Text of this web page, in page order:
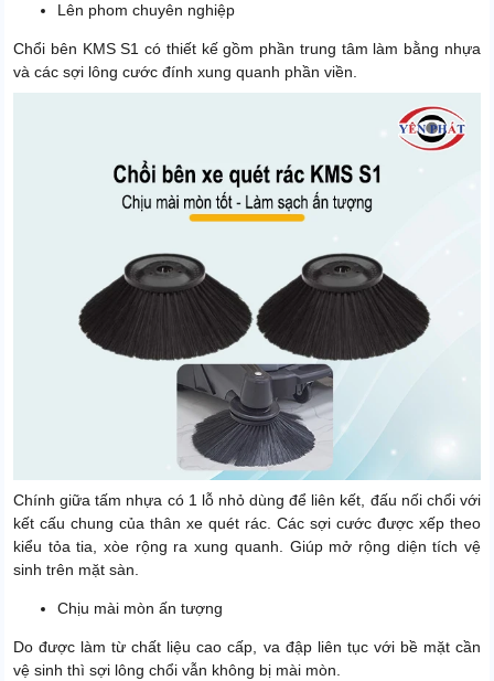
Lên phom chuyên nghiệp
Chổi bên KMS S1 có thiết kế gồm phần trung tâm làm bằng nhựa
và các sợi lông cước đính xung quanh phần viền.
Chính giữa tấm nhựa có 1 lỗ nhỏ dùng để liên kết, đấu nối chổi với
kết cấu chung của thân xe quét rác. Các sợi cước được xếp theo
kiểu tỏa tia, xòe rộng ra xung quanh. Giúp mở rộng diện tích vệ
sinh trên mặt sàn.
Chịu mài mòn ấn tượng
Do được làm từ chất liệu cao cấp, va đập liên tục với bề mặt cần
vệ sinh thì sợi lông chổi vẫn không bị mài mòn.